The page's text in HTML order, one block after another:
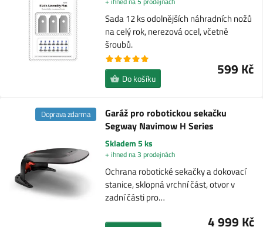
Sada 12 ks odolnějších náhradních nožů
na celý rok, nerezová ocel, včetně
šroubů.
599 Kč
Do košíku
Garáž pro robotickou sekačku
Segway Navimow H Series
Doprava zdarma
Skladem 5 ks
+ ihned na 3 prodejnách
Ochrana robotické sekačky a dokovací
stanice, sklopná vrchní část, otvor v
zadní části pro…
4 999 Kč